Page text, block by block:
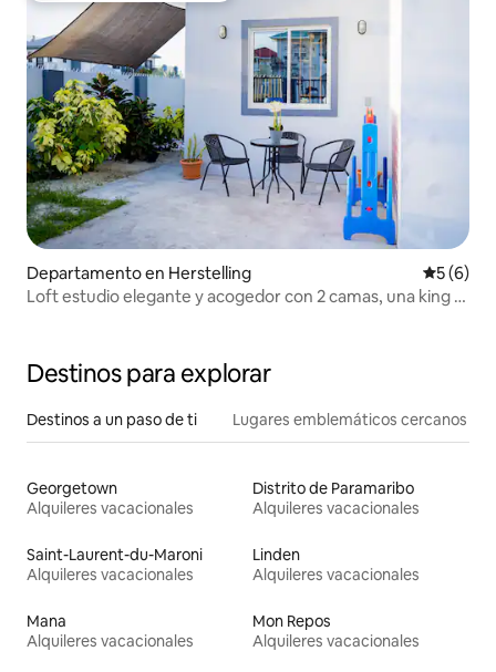
Departamento en Herstelling
5 (6)
Loft estudio elegante y acogedor con 2 camas, una king y
Destinos para explorar
Destinos a un paso de ti Lugares emblemáticos cercanos
Georgetown
Alquileres vacacionales
Distrito de Paramaribo
Alquileres vacacionales
Saint-Laurent-du-Maroni
Alquileres vacacionales
Linden
Alquileres vacacionales
Mana
Alquileres vacacionales
Mon Repos
Alquileres vacacionales